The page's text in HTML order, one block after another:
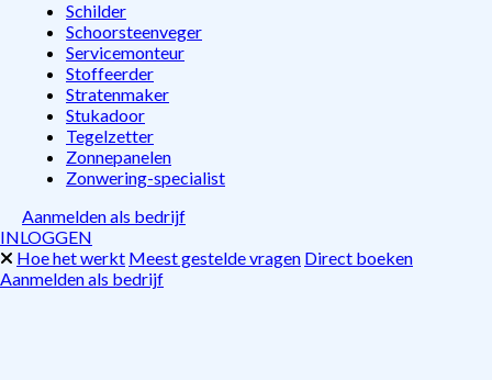
Schilder
Schoorsteenveger
Servicemonteur
Stoffeerder
Stratenmaker
Stukadoor
Tegelzetter
Zonnepanelen
Zonwering-specialist
Aanmelden als bedrijf
INLOGGEN
Hoe het werkt Meest gestelde vragen Direct boeken
Aanmelden als bedrijf